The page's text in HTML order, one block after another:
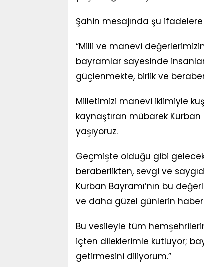
Şahin mesajında şu
“Milli ve manevi
bayramlar sayesinde
güçlenmekte, birlik ve
Milletimizi manevi iklimiyle
kaynaştıran mübarek Kurban
yaşıyoruz.
Geçmişte olduğu gibi
beraberlikten, sevgi ve
Kurban Bayramı’nın bu
ve daha güzel günlerin
Bu vesileyle tüm
içten dileklerimle kutluyor;
getirmesini diliyorum.”